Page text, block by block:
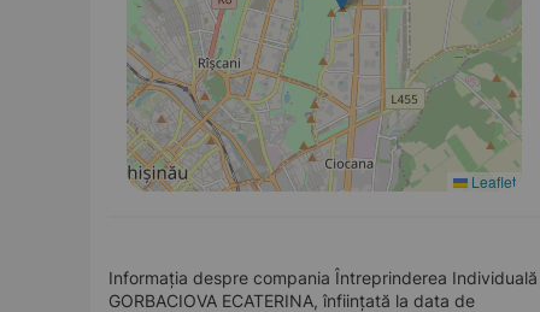
Leaflet
Informația despre compania Întreprinderea Individuală
GORBACIOVA ECATERINA, înființată la data de